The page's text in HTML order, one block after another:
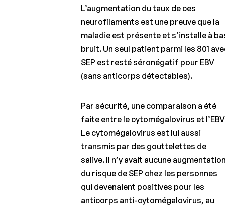
L’augmentation du taux de ces
neurofilaments est une preuve que la
maladie est présente et s’installe à
bruit. Un seul patient parmi les 801
SEP est resté séronégatif pour EBV
(sans anticorps détectables).
Par sécurité, une comparaison a été
faite entre le cytomégalovirus et
Le cytomégalovirus est lui aussi
transmis par des gouttelettes de
salive. Il n’y avait aucune
du risque de SEP chez les personnes
qui devenaient positives pour les
anticorps anti-cytomégalovirus, au